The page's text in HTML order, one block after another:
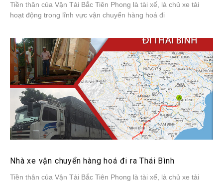
Tiền thân của Vận Tải Bắc Tiên Phong là tài xế, là chủ xe tải
hoạt động trong lĩnh vực vận chuyển hàng hoá đi
Nhà xe vận chuyển hàng hoá đi ra Thái Bình
Tiền thân của Vận Tải Bắc Tiên Phong là tài xế, là chủ xe tải